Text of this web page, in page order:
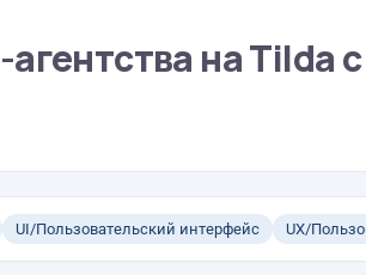
на Tilda
UI/Пользовательский интерфейс UX/